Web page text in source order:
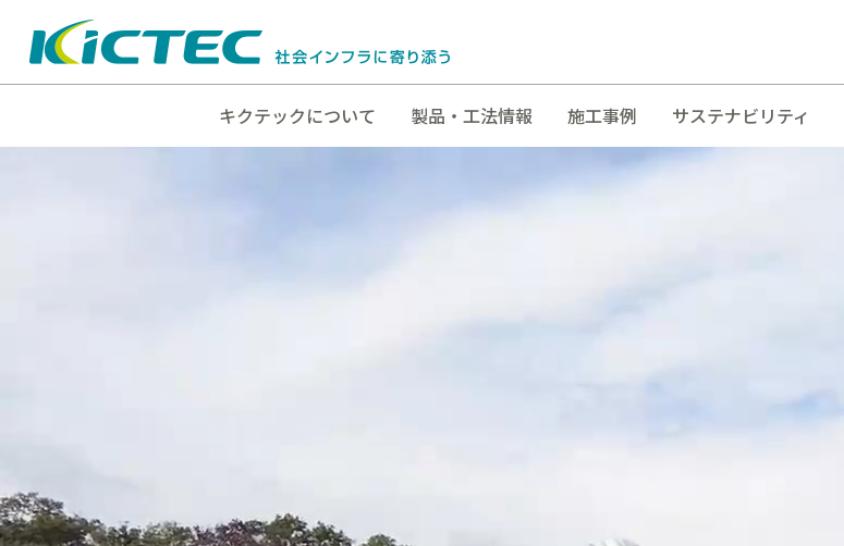
キクテックについて 製品・工法情報 施工事例 サステナビリティ